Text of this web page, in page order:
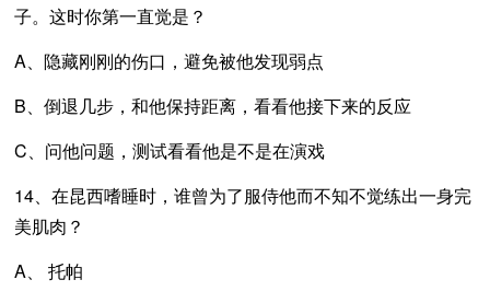
子。这时你第一直觉是？
A、隐藏刚刚的伤口，避免被他发现弱点
B、倒退几步，和他保持距离，看看他接下来的反应
C、问他问题，测试看看他是不是在演戏
14、在昆西嗜睡时，谁曾为了服侍他而不知不觉练出一身完
美肌肉？
A、 托帕